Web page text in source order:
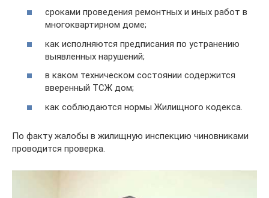
сроками проведения ремонтных и иных работ в
многоквартирном доме;
как исполняются предписания по устранению
выявленных нарушений;
в каком техническом состоянии содержится
вверенный ТСЖ дом;
как соблюдаются нормы Жилищного кодекса.
По факту жалобы в жилищную инспекцию чиновниками
проводится проверка.